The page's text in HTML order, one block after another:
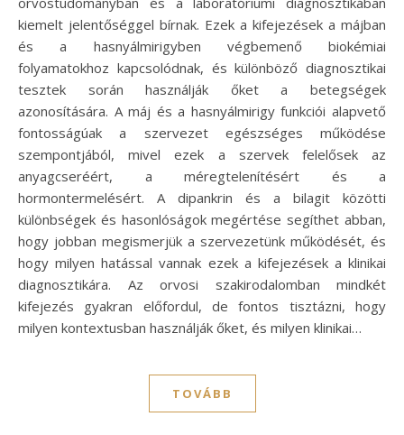
kiemelt jelentőséggel bírnak. Ezek a kifejezések a májban
és a hasnyálmirigyben végbemenő biokémiai
folyamatokhoz kapcsolódnak, és különböző diagnosztikai
tesztek során használják őket a betegségek
azonosítására. A máj és a hasnyálmirigy funkciói alapvető
fontosságúak a szervezet egészséges működése
szempontjából, mivel ezek a szervek felelősek az
anyagcseréért, a méregtelenítésért és a
hormontermelésért. A dipankrin és a bilagit közötti
különbségek és hasonlóságok megértése segíthet abban,
hogy jobban megismerjük a szervezetünk működését, és
hogy milyen hatással vannak ezek a kifejezések a klinikai
diagnosztikára. Az orvosi szakirodalomban mindkét
kifejezés gyakran előfordul, de fontos tisztázni, hogy
milyen kontextusban használják őket, és milyen klinikai…
TOVÁBB